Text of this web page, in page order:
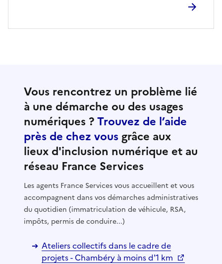
Vous rencontrez un problème lié
à une démarche ou des usages
numériques ?Trouvez de l’aide
près de chez vous grâce aux
lieux d'inclusion numérique et au
réseau France Services
Les agents France Services vous accueillent et vous
accompagnent dans vos démarches administratives
du quotidien (immatriculation de véhicule, RSA,
impôts, permis de conduire...)
Ateliers collectifs dans le cadre de
projets - Chambéry à moins d'1 km